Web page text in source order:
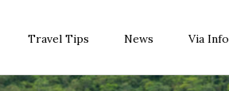
Travel Tips News Via Info